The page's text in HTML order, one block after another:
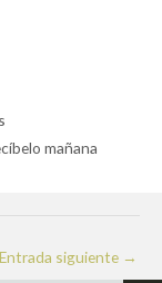
mañana
Entrada siguiente →